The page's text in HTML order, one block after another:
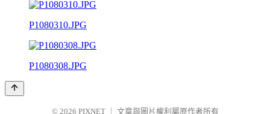
P1080310.JPG
P1080308.JPG
© 2026 PIXNET 文章與圖片權利屬原作者所有